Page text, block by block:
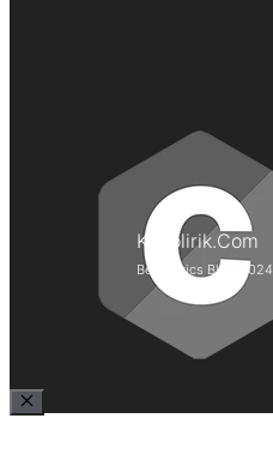
Kepolirik.Com
Best Lyrics Blog 2024
Close